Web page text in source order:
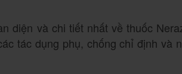
diện và chi tiết nhất về thuốc
tác dụng phụ, chống chỉ định và